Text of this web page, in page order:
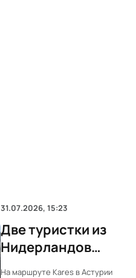
31.07.2026, 15:23
Две туристки из
Нидерландов
пострадали на
На маршруте Кares в Астурии